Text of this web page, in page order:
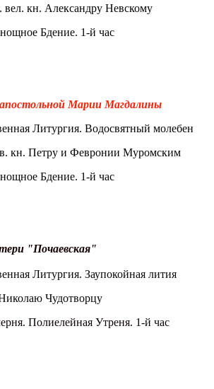
вел. кн. Александру Невскому
Бдение. 1-й час
Марии Магдалины
Литургия. Водосвятный молебен
кн. Петру и Февронии Муромским
Бдение. 1-й час
"Почаевская"
Литургия. Заупокойная лития
Чудотворцу
Полиелейная Утреня. 1-й час